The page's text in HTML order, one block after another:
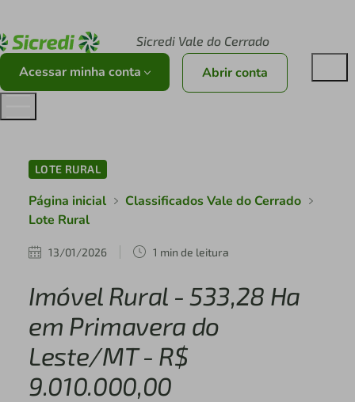
Sicredi Vale do Cerrado
Acessar minha conta Abrir conta
LOTE RURAL
Página inicial
Classificados Vale do Cerrado
Lote Rural
13/01/2026 1 min de leitura
Imóvel Rural - 533,28 Ha
em Primavera do
Leste/MT - R$
9.010.000,00